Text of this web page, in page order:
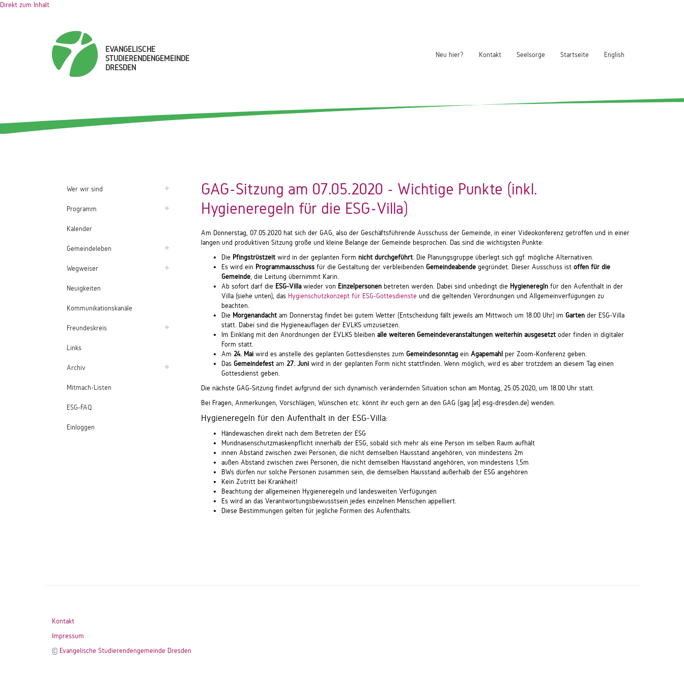
Direkt zum Inhalt
EVANGELISCHE
STUDIERENDENGEMEINDE
DRESDEN
Neu hier? Kontakt Seelsorge Startseite English
Wer wir sind
Programm
Kalender
Gemeindeleben
Wegweiser
Neuigkeiten
Kommunikationskanäle
Freundeskreis
Links
Archiv
Mitmach-Listen
ESG-FAQ
Einloggen
GAG-Sitzung am 07.05.2020 - Wichtige Punkte (inkl.
Hygieneregeln für die ESG-Villa)
Am Donnerstag, 07.05.2020 hat sich der GAG, also der Geschäftsführende Ausschuss der Gemeinde, in einer Videokonferenz getroffen und in einer
langen und produktiven Sitzung große und kleine Belange der Gemeinde besprochen. Das sind die wichtigsten Punkte:
Die Pfingstrüstzeitwird in der geplanten Form nicht durchgeführt. Die Planungsgruppe überlegt sich ggf. mögliche Alternativen.
Es wird ein Programmausschussfür die Gestaltung der verbleibenden Gemeindeabendegegründet. Dieser Ausschuss istoffen für die
Gemeinde, die Leitung übernimmt Karin.
Ab sofort darf die ESG-Villawieder von Einzelpersonenbetreten werden. Dabei sind unbedingt die Hygienereglnfür den Aufenthalt in der
Villa (siehe unten), das Hygienschutzkonzept für ESG-Gottesdienste und die geltenden Verordnungen und Allgemeinverfügungen zu
beachten.
Die Morgenandachtam Donnerstag findet bei gutem Wetter (Entscheidung fällt jeweils am Mittwoch um 18.00 Uhr) im Gartender ESG-Villa
statt. Dabei sind die Hygieneauflagen der EVLKS umzusetzen.
Im Einklang mit den Anordnungen der EVLKS bleiben alle weiteren Gemeindeveranstaltungen weiterhin ausgesetztoder finden in digitaler
Form statt.
Am 24. Maiwird es anstelle des geplanten Gottesdienstes zum Gemeindesonntagein Agapemahl per Zoom-Konferenz geben.
Das Gemeindefestam 27. Juniwird in der geplanten Form nicht stattfinden. Wenn möglich, wird es aber trotzdem an diesem Tag einen
Gottesdienst geben.
Die nächste GAG-Sitzung findet aufgrund der sich dynamisch verändernden Situation schon am Montag, 25.05.2020, um 18.00 Uhr statt.
Bei Fragen, Anmerkungen, Vorschlägen, Wünschen etc. könnt ihr euch gern an den GAG (gag [at] esg-dresden.de) wenden.
Hygieneregeln für den Aufenthalt in der ESG-Villa:
Händewaschen direkt nach dem Betreten der ESG
Mundnasenschutzmaskenpflicht innerhalb der ESG, sobald sich mehr als eine Person im selben Raum aufhält
innen Abstand zwischen zwei Personen, die nicht demselben Hausstand angehören, von mindestens 2m
außen Abstand zwischen zwei Personen, die nicht demselben Hausstand angehören, von mindestens 1,5m
BWs dürfen nur solche Personen zusammen sein, die demselben Hausstand außerhalb der ESG angehören
Kein Zutritt bei Krankheit!
Beachtung der allgemeinen Hygieneregeln und landesweiten Verfügungen
Es wird an das Verantwortungsbewusstsein jedes einzelnen Menschen appelliert.
Diese Bestimmungen gelten für jegliche Formen des Aufenthalts.
Kontakt
Impressum
© Evangelische Studierendengemeinde Dresden